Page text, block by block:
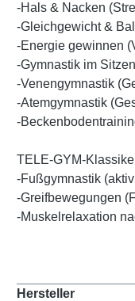
-Hals & Nacken
-Gleichgewicht &
-Energie gewinnen
-Gymnastik im
-Venengymnastik
-Atemgymnastik
-
TELE-GYM-
-Fußgymnastik
-Greifbewegungen
-Muskelrelaxation
Hersteller